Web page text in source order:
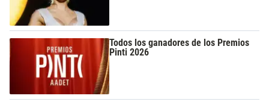
Todos los ganadores de los Premios
Pinti 2026